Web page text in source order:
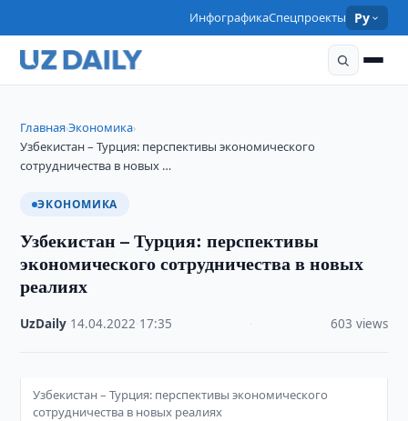
ИнфографикаСпецпроекты Ру
Главная›Экономика›
Узбекистан – Турция: перспективы экономического
сотрудничества в новых …
ЭКОНОМИКА
Узбекистан – Турция: перспективы
экономического сотрудничества в новых
реалиях
UzDaily 14.04.2022 17:35 603 views
Узбекистан – Турция: перспективы экономического
сотрудничества в новых реалиях